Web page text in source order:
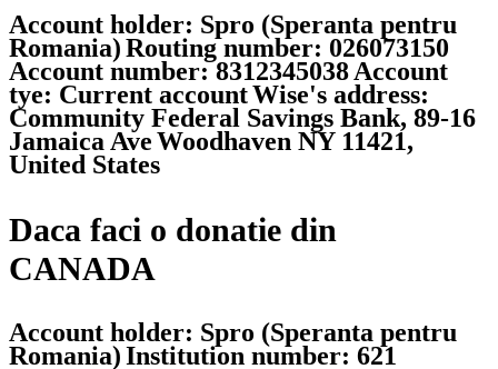
Account holder: Spro (Speranta pentru
Romania)Routing number: 026073150
Account number: 8312345038Account
tye: Current accountWise's address:
Community Federal Savings Bank, 89-16
Jamaica AveWoodhaven NY 11421,
United States
Daca faci o donatie din
CANADA
Account holder: Spro (Speranta pentru
Romania)Institution number: 621